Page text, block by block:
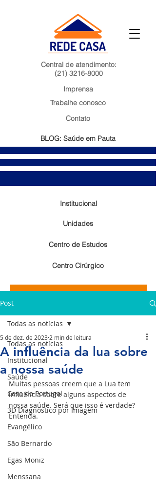
Central de atendimento:
(21) 3216-8000
Unidades
Centro Cirúrgico
Centro de Estudos
Institucional
Imprensa
Trabalhe conosco
Contato
BLOG: Saúde em Pauta
Resultados de exames laboratoriais
Post
Todas as notícias
Institucional
Saúde
Casa de Portugal
3D Diagnóstico por Imagem
Evangélico
São Bernardo
Egas Moniz
Menssana
Todas as notícias
A influência da lua sobre
a nossa saúde
5 de dez. de 2023 2 min de leitura
Muitas pessoas creem que a Lua tem
influência sobre alguns aspectos de
nossa saúde. Será que isso é verdade?
Entenda.